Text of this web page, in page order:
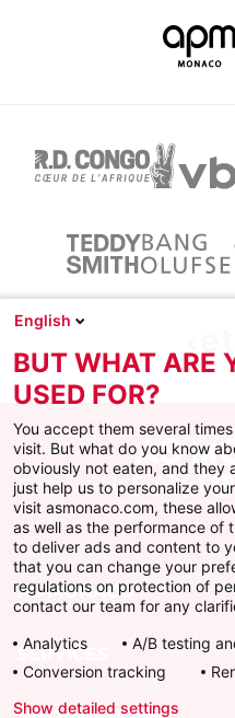
Facebook
X
AS MONACO
SERVICES
English
BUT WHAT ARE
USED FOR?
You accept them several
visit. But what do you know
obviously not eaten, and they
just help us to personalize
visit asmonaco.com, these
as well as the performance of
to deliver ads and content to
that you can change your
regulations on protection of
contact our team for any
Analytics
A/B testing
Conversion tracking
Show detailed settings